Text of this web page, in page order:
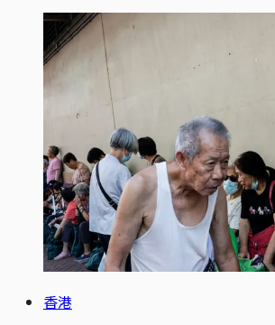
香港